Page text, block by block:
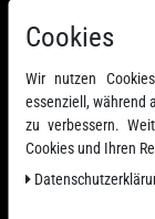
Cookies
Wir nutzen
essenziell, während
zu verbessern.
Cookies und Ihren